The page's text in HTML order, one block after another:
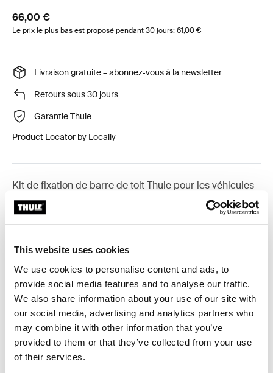
This website uses cookies
We use cookies to personalise content and ads, to
provide social media features and to analyse our traffic.
We also share information about your use of our site with
our social media, advertising and analytics partners who
may combine it with other information that you’ve
provided to them or that they’ve collected from your use
of their services.
66,00 €
Le prix le plus bas est proposé pendant 30 jours: 61,00 €
Livraison gratuite – abonnez‑vous à la newsletter
Retours sous 30 jours
Garantie Thule
Product Locator by Locally
Kit de fixation de barre de toit Thule pour les véhicules
équipés de barres longitudinales.
Toggle features
Toutes les caractéristiques
Toggle techspec
Caractéristiques techniques
Toggle guides and instructions
Instructions